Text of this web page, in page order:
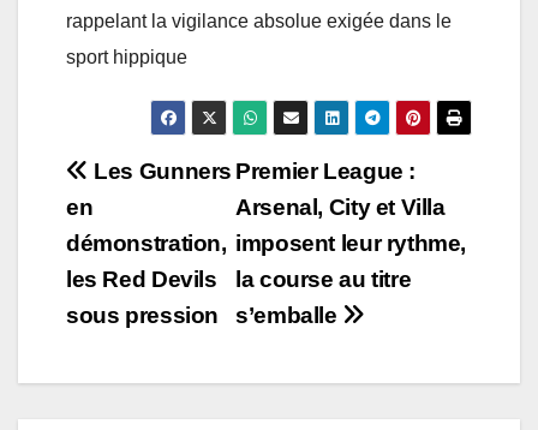
rappelant la vigilance absolue exigée dans le
sport hippique
Post
navigation
Premier League :
Arsenal, City et Villa
imposent leur rythme,
la course au titre
s’emballe
Les Gunners
en
démonstration,
les Red Devils
sous pression